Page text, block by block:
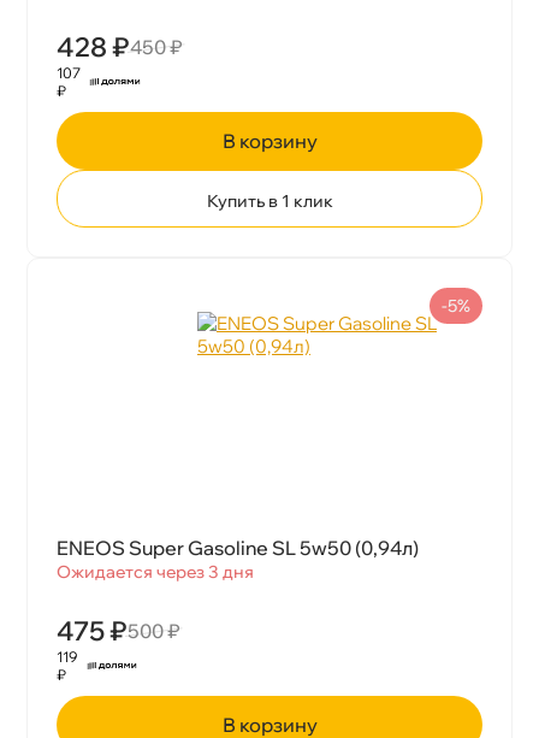
428 ₽450 ₽
107
₽
корзину
Купить в 1 клик
ENEOS Super Gasoline SL 5w50 (0,94л)
Ожидается через 3 дня
475 ₽500 ₽
-5%
119
₽
корзину